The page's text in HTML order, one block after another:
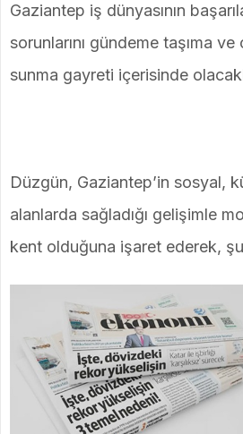
Gaziantep iş dünyasının
sorunlarını gündeme taşıma
sunma gayreti içerisinde
Düzgün, Gaziantep’in sosyal,
alanlarda sağladığı gelişimle
kent olduğuna işaret ederek,